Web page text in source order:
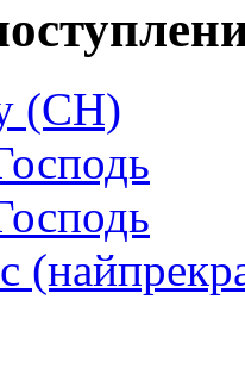
(СН)